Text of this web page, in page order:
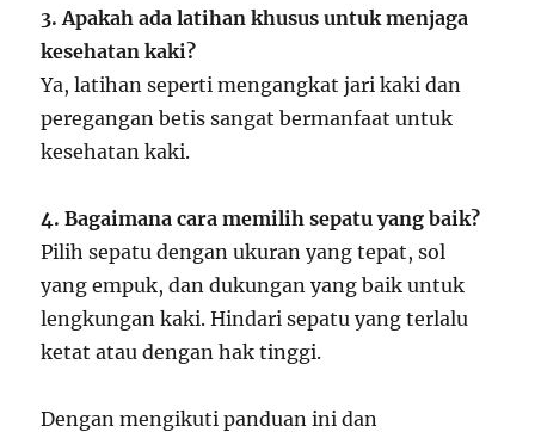
3. Apakah ada latihan khusus untuk menjaga
kesehatan kaki?
Ya, latihan seperti mengangkat jari kaki dan
peregangan betis sangat bermanfaat untuk
kesehatan kaki.
4. Bagaimana cara memilih sepatu yang baik?
Pilih sepatu dengan ukuran yang tepat, sol
yang empuk, dan dukungan yang baik untuk
lengkungan kaki. Hindari sepatu yang terlalu
ketat atau dengan hak tinggi.
Dengan mengikuti panduan ini dan